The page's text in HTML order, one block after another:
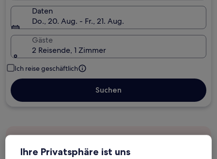
Daten
Do., 20. Aug. - Fr., 21. Aug.
Gäste
2 Reisende, 1 Zimmer
Ich reise geschäftlich
Suchen
Kostenlose Stornierung bei
Planänderungen
Ihre Privatsphäre ist uns